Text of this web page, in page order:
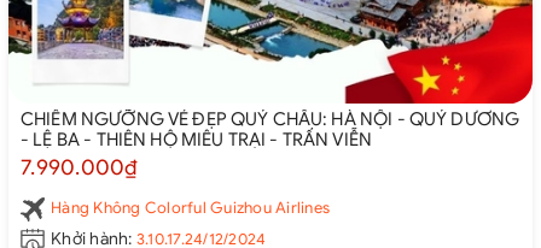
CHIÊM NGƯỠNG VẺ ĐẸP QUÝ CHÂU: HÀ NỘI - QUÝ DƯƠNG
- LỆ BA - THIÊN HỘ MIÊU TRẠI - TRẤN VIỄN
7.990.000₫
Hàng Không Colorful Guizhou Airlines
Khởi hành: 3.10.17.24/12/2024